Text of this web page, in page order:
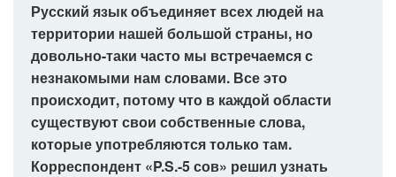
Русский язык объединяет всех людей на
территории нашей большой страны, но
довольно-таки часто мы встречаемся с
незнакомыми нам словами. Все это
происходит, потому что в каждой области
существуют свои собственные слова,
которые употребляются только там.
Корреспондент «P.S.-5 сов» решил узнать